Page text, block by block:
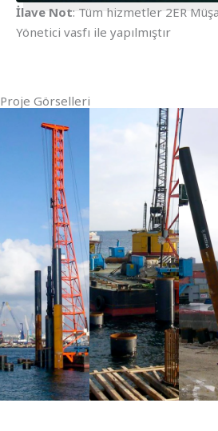
İlave Not: Tüm hizmetler 2ER
Yönetici vasfı ile yapılmıştır
Proje Görselleri